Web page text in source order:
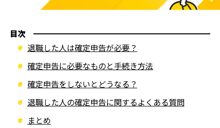
目次
退職した人は確定申告が必要？
確定申告に必要なものと手続き方法
確定申告をしないとどうなる？
退職した人の確定申告に関するよくある質問
まとめ